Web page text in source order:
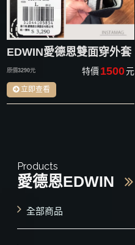
EDWIN愛德恩雙面穿外套
原價3290元 特價 1500元
立即查看
Products
愛德恩EDWIN
全部商品